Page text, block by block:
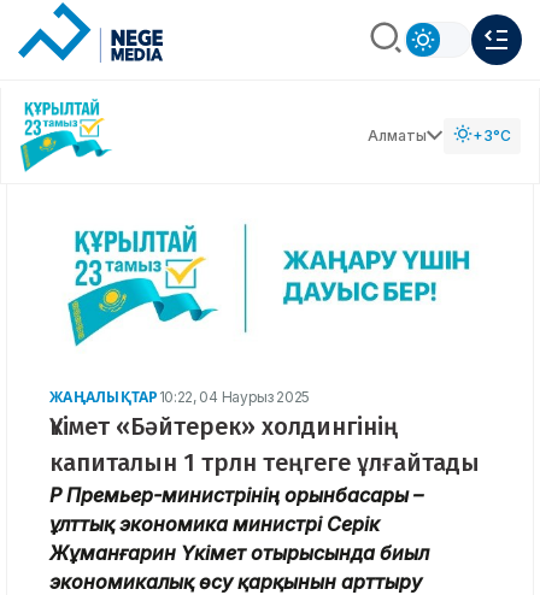
Алматы +3°C
ЖАҢАЛЫҚТАР 10:22, 04 Наурыз 2025
Үкімет «Бәйтерек» холдингінің
капиталын 1 трлн теңгеге ұлғайтады
ҚР Премьер-министрінің орынбасары –
ұлттық экономика министрі Серік
Жұманғарин Үкімет отырысында биыл
экономикалық өсу қарқынын арттыру